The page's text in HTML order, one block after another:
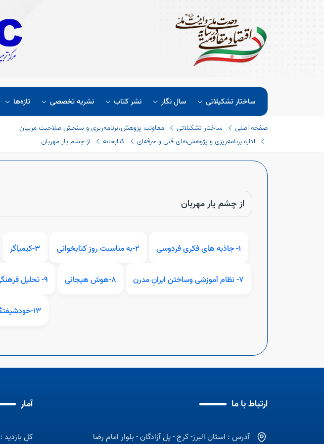
ساختار تشکیلاتی سال نگار نشر کتاب نشریه تخصصی تازه‌ها
صفحه اصلی ساختار تشکیلاتی
معاونت پژوهش،برنامه‌ریزی و سنجش صلاحیت مربیان
اداره برنامه‌ریزی و پژوهش‌های فنی و حرفه‌ای
کتابخانه از چشم یار مهربان
از چشم یار مهربان
1- جاذبه های فکری فردوسی 2-به مناسبت روز کتابخوانی 3-کیمیاگر
7- نظام آموزشی وساختن ایرانِ مدرن 8-هوش هیجانی 9- تحلیل فرهنگی صنعت
13-خودشیفتگی
ارتباط با ما
آدرس : استان البرز- کرج - پل آزادگان - بلوار امام رضا
آمار
کل بازدید : 630644 نفر